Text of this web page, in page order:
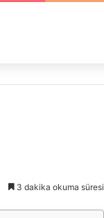
3 dakika okuma süresi